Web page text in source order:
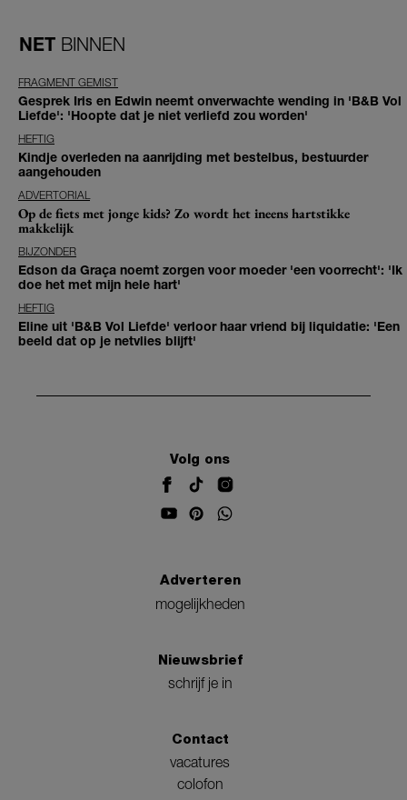
NET BINNEN
FRAGMENT GEMIST
Gesprek Iris en Edwin neemt onverwachte wending in 'B&B Vol
Liefde': 'Hoopte dat je niet verliefd zou worden'
HEFTIG
Kindje overleden na aanrijding met bestelbus, bestuurder
aangehouden
ADVERTORIAL
Op de fiets met jonge kids? Zo wordt het ineens hartstikke
makkelijk
BIJZONDER
Edson da Graça noemt zorgen voor moeder 'een voorrecht': 'Ik
doe het met mijn hele hart'
HEFTIG
Eline uit 'B&B Vol Liefde' verloor haar vriend bij liquidatie: 'Een
beeld dat op je netvlies blijft'
Volg ons
Adverteren
mogelijkheden
Nieuwsbrief
schrijf je in
Contact
vacatures
colofon